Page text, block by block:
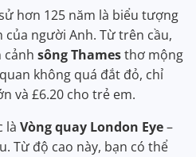
hơn 125 năm là biểu tượng
người Anh. Từ trên cầu,
cảnh sông Thamesthơ mộng
không quá đắt đỏ, chỉ
và £6.20 cho trẻ em.
là Vòng quay London Eye–
Từ độ cao này, bạn có thể